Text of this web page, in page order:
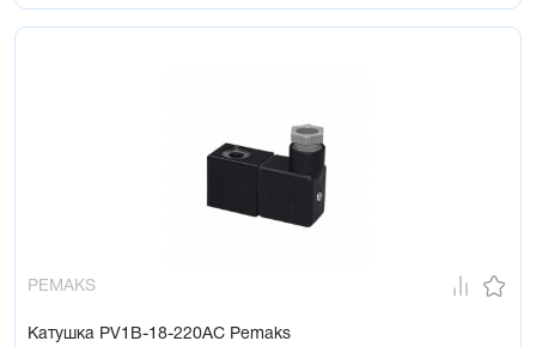
PEMAKS
Катушка PV1B-18-220AC Pemaks